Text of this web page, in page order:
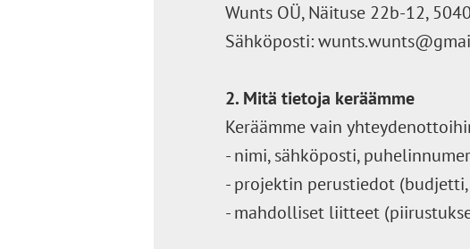
Wunts OÜ, Näituse 22b-12,
Sähköposti:
2. Mitä tietoja keräämme
Keräämme vain
- nimi, sähköposti,
- projektin perustiedot
- mahdolliset liitteet